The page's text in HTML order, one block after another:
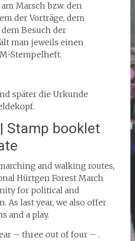
Marsch bzw. den
der Vorträge, dem
Besuch der
man jeweils einen
Stempelheft.
später die Urkunde
Stamp booklet
and walking routes,
Hürtgen Forest March
for political and
As last year, we also offer
and a play.
– three out of four – .